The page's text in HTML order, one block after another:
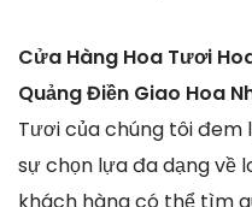
Cửa Hàng Hoa Tươi
Quảng Điền Giao Hoa
Tươi của chúng tôi đem
sự chọn lựa đa dạng về
khách hàng có thể tìm